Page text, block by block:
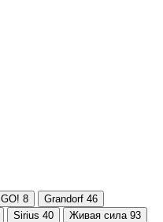
GO! 8 Grandorf 46
Sirius 40 Живая сила 93